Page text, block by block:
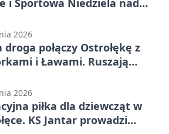
2026
droga połączy Ostrołękę z
i Ławami. Ruszają
2026
piłka dla dziewcząt w
KS Jantar prowadzi